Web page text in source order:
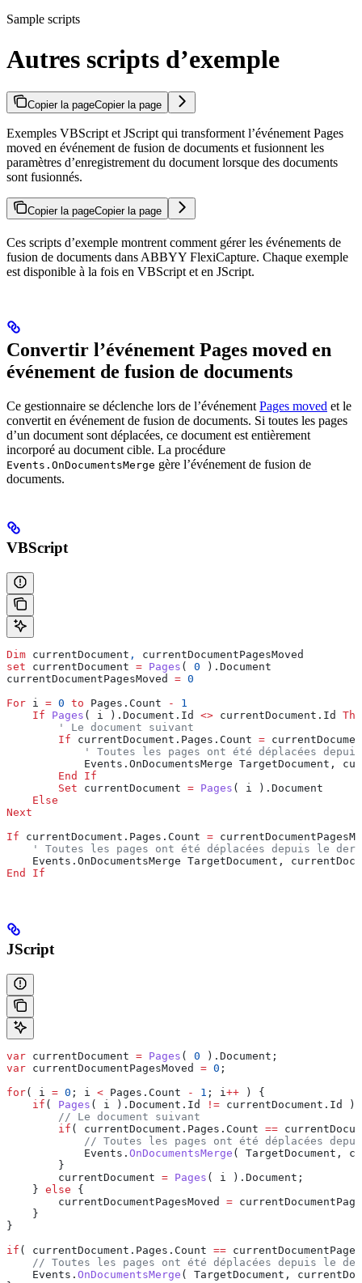
Sample scripts
Autres scripts d’exemple
Copier la pageCopier la page
Exemples VBScript et JScript qui transforment l’événement Pages
moved en événement de fusion de documents et fusionnent les
paramètres d’enregistrement du document lorsque des documents
sont fusionnés.
Copier la pageCopier la page
Ces scripts d’exemple montrent comment gérer les événements de
fusion de documents dans ABBYY FlexiCapture. Chaque exemple
est disponible à la fois en VBScript et en JScript.
Convertir l’événement Pages moved en
événement de fusion de documents
Ce gestionnaire se déclenche lors de l’événement Pages moved et le
convertit en événement de fusion de documents. Si toutes les pages
d’un document sont déplacées, ce document est entièrement
incorporé au document cible. La procédure
Events.OnDocumentsMerge gère l’événement de fusion de
documents.
VBScript
Dim currentDocument ,
currentDocumentPagesMoved
set currentDocument = Pages ( 0 ).Document
currentDocumentPagesMoved
= 0
For i = 0 to Pages. Count -
1
    If
Pages ( i ).Document. Id <> currentDocument.Id
        ' Le document suivant
        If
currentDocument.Pages. Count =
' Toutes les pages ont été déplacées
            Events.OnDocumentsMerge TargetDocument,
        End If
        Set
currentDocument = Pages ( i
).Document
    Else
Next
If currentDocument.Pages. Count =
' Toutes les pages ont été déplacées depuis le
    Events.OnDocumentsMerge TargetDocument,
End If
JScript
var currentDocument = Pages ( 0 ). Document ;
var currentDocumentPagesMoved = 0 ;
for( i = 0 ; i < Pages . Count - 1 ; i++ ) {
    if
( Pages ( i ). Document . Id != currentDocument . Id
)
        // Le document suivant
        if
( currentDocument . Pages . Count ==
// Toutes les pages ont été déplacées
            Events
. OnDocumentsMerge ( TargetDocument ,
        }
        currentDocument
= Pages ( i ). Document ;
    }
else {
        currentDocumentPagesMoved
=
    }
}
if ( currentDocument . Pages . Count ==
// Toutes les pages ont été déplacées depuis le
    Events
. OnDocumentsMerge ( TargetDocument ,